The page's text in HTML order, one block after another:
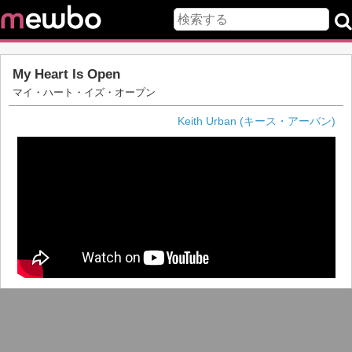
My Heart Is Open
マイ・ハート・イズ・オープン
Keith Urban (キース・アーバン)